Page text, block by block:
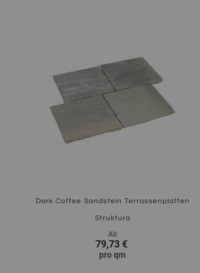
Dark Coffee Sandstein Terrassenplatten
Struktura
Ab
79,73 €
proqm